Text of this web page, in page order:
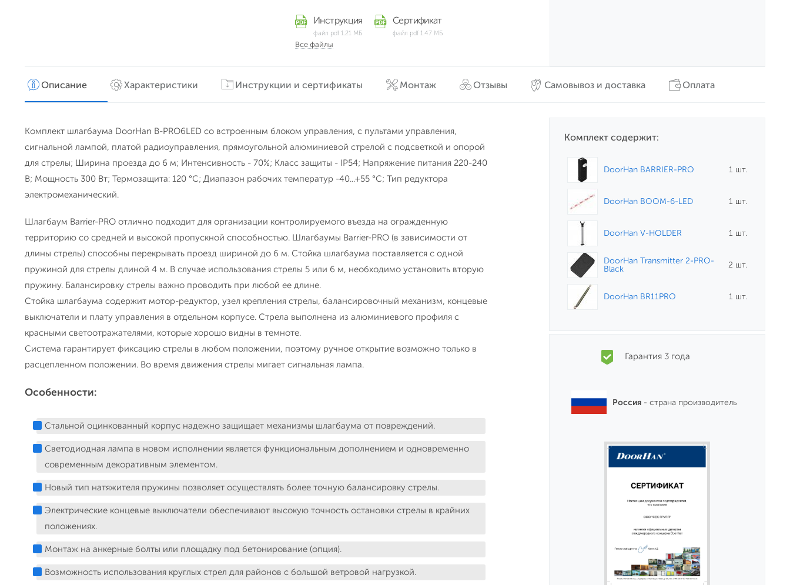
Инструкция
файл pdf 1.21 МБ
Сертификат
файл pdf 1.47 МБ
Все файлы
Описание Характеристики Инструкции и сертификаты Монтаж Отзывы Самовывоз и доставка Оплата
Комплект шлагбаума DoorHan B-PRO6LED со встроенным блоком управления, с пультами управления,
сигнальной лампой, платой радиоуправления, прямоугольной алюминиевой стрелой с подсветкой и опорой
для стрелы; Ширина проезда до 6 м; Интенсивность - 70%; Класс защиты - IP54; Напряжение питания 220-240
В; Мощность 300 Вт; Термозащита: 120 °С; Диапазон рабочих температур -40...+55 °С; Тип редуктора
электромеханический.
Шлагбаум Barrier-PRO отлично подходит для организации контролируемого въезда на огражденную
территорию со средней и высокой пропускной способностью. Шлагбаумы Barrier-PRO (в зависимости от
длины стрелы) способны перекрывать проезд шириной до 6 м. Стойка шлагбаума поставляется с одной
пружиной для стрелы длиной 4 м. В случае использования стрелы 5 или 6 м, необходимо установить вторую
пружину. Балансировку стрелы важно проводить при любой ее длине.
Стойка шлагбаума содержит мотор-редуктор, узел крепления стрелы, балансировочный механизм, концевые
выключатели и плату управления в отдельном корпусе. Стрела выполнена из алюминиевого профиля с
красными светоотражателями, которые хорошо видны в темноте.
Система гарантирует фиксацию стрелы в любом положении, поэтому ручное открытие возможно только в
расцепленном положении. Во время движения стрелы мигает сигнальная лампа.
Особенности:
Стальной оцинкованный корпус надежно защищает механизмы шлагбаума от повреждений.
Светодиодная лампа в новом исполнении является функциональным дополнением и одновременно
современным декоративным элементом.
Новый тип натяжителя пружины позволяет осуществлять более точную балансировку стрелы.
Электрические концевые выключатели обеспечивают высокую точность остановки стрелы в крайних
положениях.
Монтаж на анкерные болты или площадку под бетонирование (опция).
Возможность использования круглых стрел для районов с большой ветровой нагрузкой.
Комплект содержит:
DoorHan BARRIER-PRO 1 шт.
DoorHan BOOM-6-LED 1 шт.
DoorHan V-HOLDER 1 шт.
DoorHan Transmitter 2-PRO-
Black
2 шт.
DoorHan BR11PRO 1 шт.
Гарантия 3 года
Россия - страна производитель